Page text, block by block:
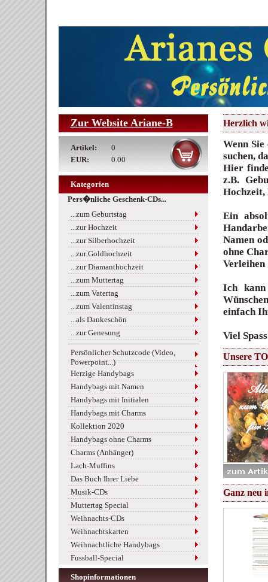
Zur Website Ariane-B
Artikel:
0
EUR:
0.00
Kategorien
Pers�nliche Geschenk-CDs...
...zum Geburtstag
...zur Hochzeit
...zur Silberhochzeit
...zur Goldhochzeit
...zur Diamanthochzeit
...zum Muttertag
...zum Vatertag
...zum Valentinstag
...als Dankeschön
...zur Genesung
Persönlicher Schutzcode (Video,
Powerpoint...)
Herzige Handybags
Handybags mit Namen
Handybags mit Initialen
Handybags mit Charms
Kollektion 2020
Handybags ohne Charms
Charms (Anhänger)
Lach-Muffins
Das Buch Ihrer Liebe
Musik-CDs
Muttertag Special
Weihnachts-CDs
Weihnachtskarten
Weihnachtliche Handybags
Fussball-Special
Shopinformationen
Herzlich
Wenn
suchen,
Hier
z.B.
Hochzeit,
Ein
Namen
ohne
Verleihen
Ich
einfach
Viel
Unsere
Ganz neu